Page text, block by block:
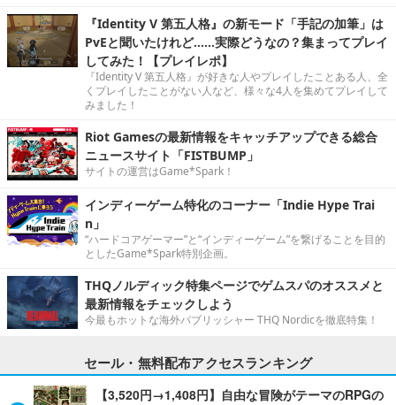
『Identity V 第五人格』の新モード「手記の加筆」は
PvEと聞いたけれど……実際どうなの？集まってプレイ
してみた！【プレイレポ】
『Identity V 第五人格』が好きな人やプレイしたことある人、全
くプレイしたことがない人など、様々な4人を集めてプレイして
みました！
Riot Gamesの最新情報をキャッチアップできる総合
ニュースサイト「FISTBUMP」
サイトの運営はGame*Spark！
インディーゲーム特化のコーナー「Indie Hype Trai
n」
“ハードコアゲーマー”と“インディーゲーム”を繋げることを目的
としたGame*Spark特別企画。
THQノルディック特集ページでゲムスパのオススメと
最新情報をチェックしよう
今最もホットな海外パブリッシャー THQ Nordicを徹底特集！
セール・無料配布アクセスランキング
【3,520円→1,408円】自由な冒険がテーマのRPGの